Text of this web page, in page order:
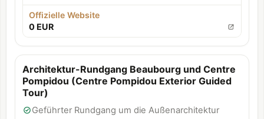
Offizielle Website
0 EUR
Architektur-Rundgang Beaubourg und Centre
Pompidou (Centre Pompidou Exterior Guided
Tour)
Geführter Rundgang um die Außenarchitektur